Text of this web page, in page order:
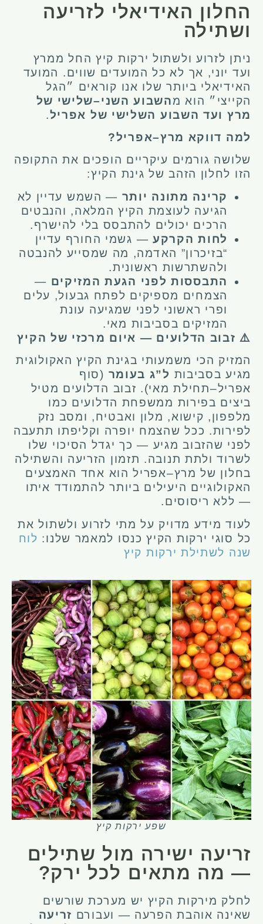
החלון האידיאלי לזריעה
ושתילה
ניתן לזרוע ולשתול ירקות קיץ החל ממרץ
ועד יוני, אך לא כל המועדים שווים. המועד
האידיאלי ביותר שלו אנו קוראים ״הגל
הקייצי״ הוא מהשבוע השני–שלישי של
מרץ ועד השבוע השלישי של אפריל.
למה דווקא מרץ–אפריל?
שלושה גורמים עיקריים הופכים את התקופה
הזו לחלון הזהב של גינת הקיץ:
קרינה מתונה יותר — השמש עדיין לא
הגיעה לעוצמת הקיץ המלאה, והנבטים
הרכים יכולים להתבסס בלי להישרף.
לחות הקרקע — גשמי החורף עדיין
“בזיכרון” האדמה, מה שמסייע להנבטה
ולהשתרשות ראשונית.
התבססות לפני הגעת המזיקים —
הצמחים מספיקים לפתח גבעול, עלים
ופרי ראשוני לפני שמגיעה עונת
המזיקים בסביבות מאי.
⚠️ זבוב הדלועים — איום מרכזי של הקיץ
המזיק הכי משמעותי בגינת הקיץ האקולוגית
מגיע בסביבות ל”ג בעומר (סוף
אפריל–תחילת מאי). זבוב הדלועים מטיל
ביצים בפירות ממשפחת הדלועים כמו
מלפפון, קישוא, מלון ואבטיח, ומסב נזק
לפירות. ככל שהצמח יופרה וקליפתו תתעבה
לפני שהזבוב מגיע — כך יגדל הסיכוי שלו
לשרוד ולתת תנובה. תזמון הזריעה והשתילה
בחלון של מרץ–אפריל הוא אחד האמצעים
האקולוגיים היעילים ביותר להתמודד איתו
— ללא ריסוסים.
לעוד מידע מדויק על מתי לזרוע ולשתול את
כל סוגי ירקות הקיץ כנסו למאמר שלנו: לוח
שנה לשתילת ירקות קיץ
שפע ירקות קיץ
זריעה ישירה מול שתילים
— מה מתאים לכל ירק?
לחלק מירקות הקיץ יש מערכת שורשים
שאינה אוהבת הפרעה — ועבורם זריעה